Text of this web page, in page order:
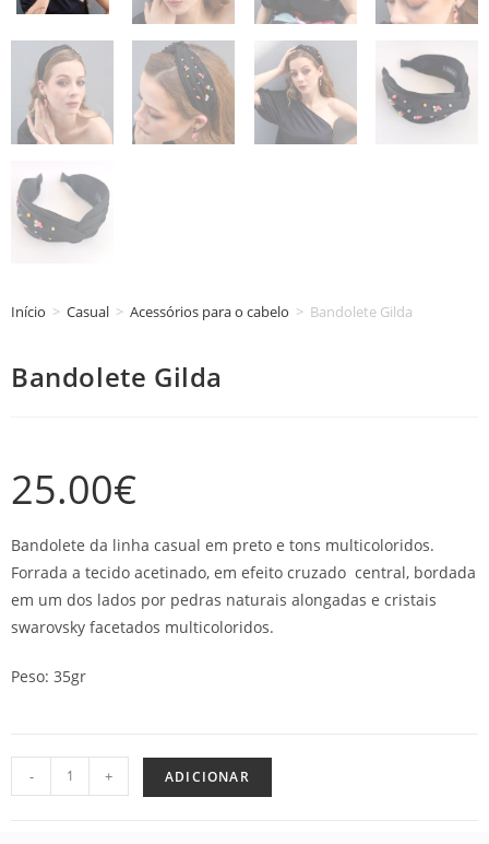
Início > Casual > Acessórios para o cabelo > Bandolete Gilda
Bandolete Gilda
25.00€
Bandolete da linha casual em preto e tons multicoloridos.
Forrada a tecido acetinado, em efeito cruzado central, bordada
em um dos lados por pedras naturais alongadas e cristais
swarovsky facetados multicoloridos.
Peso: 35gr
- + ADICIONAR